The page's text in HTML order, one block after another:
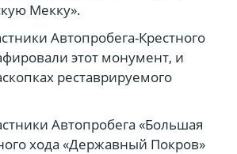
Мекку».
Автопробега-Крестного
этот монумент, и
реставрируемого
Автопробега «Большая
хода «Державный Покров»